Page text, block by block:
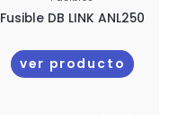
Fusible DB LINK ANL250
ver producto